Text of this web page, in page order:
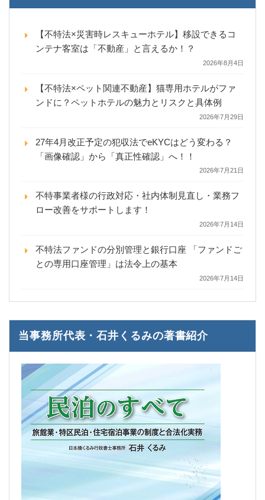
【不特法×災害時レスキューホテル】移設できるコ
ンテナ客室は「不動産」と言えるか！？
2026年8月4日
【不特法×ペット関連不動産】猫専用ホテルがファ
ンドに？ペットホテルの魅力とリスクと具体例
2026年7月29日
27年4月改正予定の犯収法でeKYCはどう変わる？
「画像確認」から「真正性確認」へ！！
2026年7月21日
不特事業者様の行政対応・社内体制見直し・業務フ
ロー改善をサポートします！
2026年7月14日
不特法ファンドの分別管理と銀行口座 「ファンドご
との専用口座管理」は法令上の基本
2026年7月14日
当事務所代表・石井くるみの著書紹介